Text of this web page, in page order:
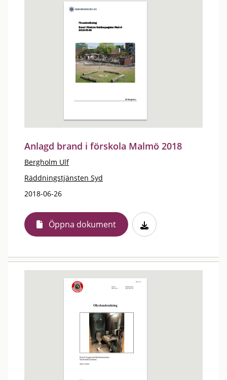
Anlagd brand i förskola Malmö 2018
Bergholm Ulf
Räddningstjänsten Syd
2018-06-26
Öppna dokument